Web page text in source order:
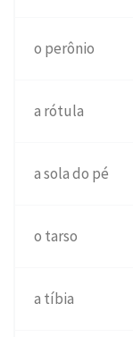
o perônio
a rótula
a sola do pé
o tarso
a tíbia